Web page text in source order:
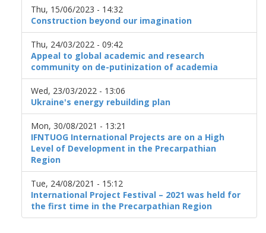
Thu, 15/06/2023 - 14:32
Construction beyond our imagination
Thu, 24/03/2022 - 09:42
Appeal to global academic and research
community on de-putinization of academia
Wed, 23/03/2022 - 13:06
Ukraine's energy rebuilding plan
Mon, 30/08/2021 - 13:21
IFNTUOG International Projects are on a High
Level of Development in the Precarpathian
Region
Tue, 24/08/2021 - 15:12
International Project Festival – 2021 was held for
the first time in the Precarpathian Region